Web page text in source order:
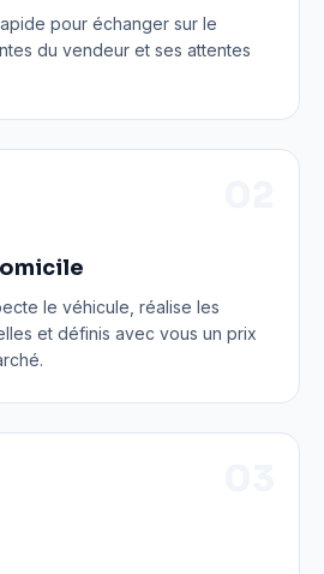
pour échanger sur le
du vendeur et ses attentes
le véhicule, réalise les
et définis avec vous un prix